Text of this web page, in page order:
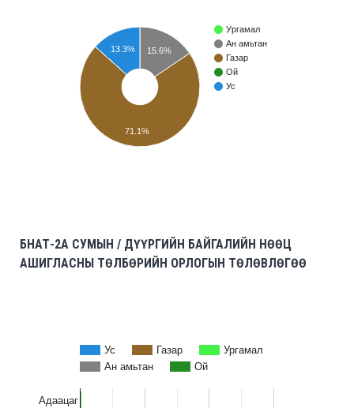
Ургамал
Ан амьтан
Газар
Ой
Ус
15.6%
13.3%
71.1%
БНАТ-2A СУМЫН / ДҮҮРГИЙН БАЙГАЛИЙН НӨӨЦ
АШИГЛАСНЫ ТӨЛБӨРИЙН ОРЛОГЫН ТӨЛӨВЛӨГӨӨ
Ус Газар
Ургамал
Ан амьтан
Ой
Адаацаг